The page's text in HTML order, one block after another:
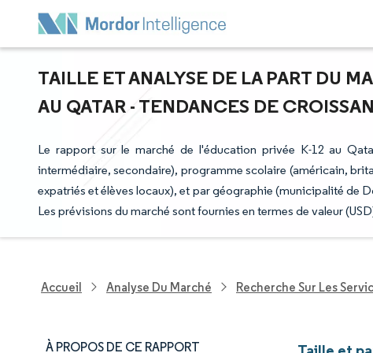
TAILLE ET ANALYSE DE LA PART DU
AU QATAR - TENDANCES DE
Le rapport sur le marché de l'éducation privée K-12 au
intermédiaire, secondaire), programme scolaire (américain,
expatriés et élèves locaux), et par géographie (municipalité de
Les prévisions du marché sont fournies en termes de valeur
Accueil Analyse Du Marché Recherche Sur Les
À PROPOS DE CE RAPPORT